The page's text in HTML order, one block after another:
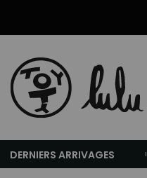
DERNIERS ARRIVAGES